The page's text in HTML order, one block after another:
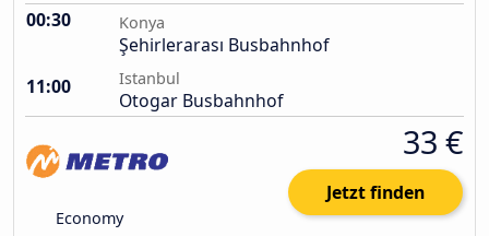
00:30 Konya
Şehirlerarası Busbahnhof
11:00
Istanbul
Otogar Busbahnhof
Economy
33 €
Jetzt finden